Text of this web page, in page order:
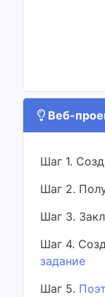
Веб-
Шаг 1.
Шаг 2.
Шаг 3.
Шаг 4.
задание
Шаг 5.